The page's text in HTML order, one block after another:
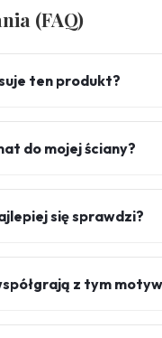
(FAQ)
ten produkt?
do mojej ściany?
się sprawdzi?
z tym